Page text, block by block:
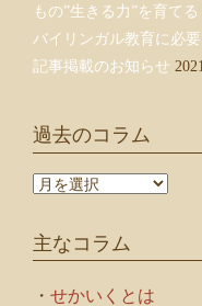
もの”生きる力”を育てる
バイリンガル教育に必
記事掲載のお知らせ
過去のコラム
過
コ
ム
主なコラム
・ せかいくとは